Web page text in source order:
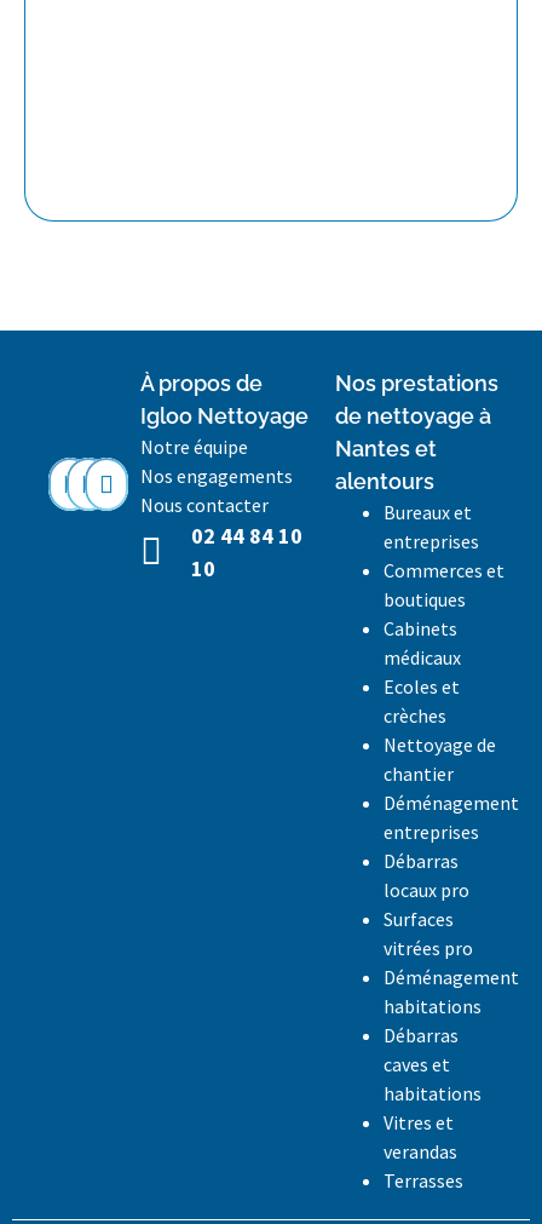
À propos de
Igloo Nettoyage
Notre équipe
Nos engagements
Nous contacter
02 44 84 10
10
Nos prestations
de nettoyage à
Nantes et
alentours
Bureaux et
entreprises
Commerces et
boutiques
Cabinets
médicaux
Ecoles et
crèches
Nettoyage de
chantier
Déménagement
entreprises
Débarras
locaux pro
Surfaces
vitrées pro
Déménagement
habitations
Débarras
caves et
habitations
Vitres et
verandas
Terrasses